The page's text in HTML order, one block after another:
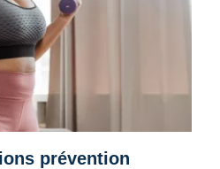
prévention